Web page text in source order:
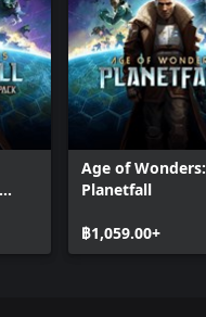
Age of Wonders:
Planetfall
฿1,059.00+